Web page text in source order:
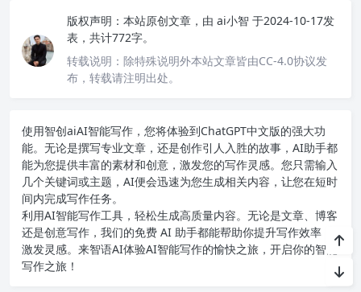
版权声明： 本站原创文章，由 ai小智 于2024-10-17发
表，共计772字。
转载说明： 除特殊说明外本站文章皆由CC-4.0协议发
布，转载请注明出处。
使用智创aiAI智能写作 ，您将体验到ChatGPT中文版的强大功
能。无论是撰写专业文章，还是创作引人入胜的故事，AI助手都
能为您提供丰富的素材和创意，激发您的写作灵感。您只需输入
几个关键词或主题，AI便会迅速为您生成相关内容，让您在短时
间内完成写作任务。
利用AI智能写作工具，轻松生成高质量内容。无论是文章、博客
还是创意写作，我们的免费 AI 助手都能帮助你提升写作效率，
激发灵感。来智语AI体验AI智能写作的愉快之旅，开启你的智能
写作之旅！